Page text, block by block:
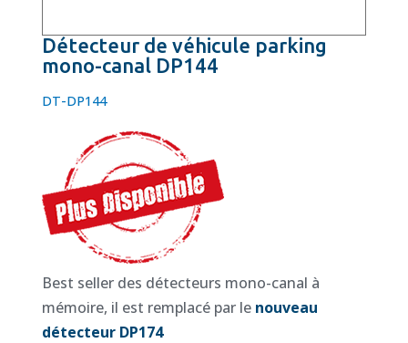
Détecteur de véhicule parking
mono-canal DP144
DT-DP144
Best seller des détecteurs mono-canal à
mémoire, il est remplacé par le nouveau
détecteur DP174